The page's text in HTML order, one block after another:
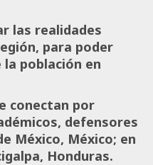
las realidades
para poder
población en
conectan por
defensores
México, México; en
Honduras.